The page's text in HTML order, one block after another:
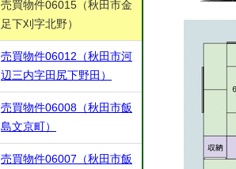
売買物件06015（秋田市金
足下刈字北野）
売買物件06012（秋田市河
辺三内字田尻下野田）
売買物件06008（秋田市飯
島文京町）
売買物件06007（秋田市飯